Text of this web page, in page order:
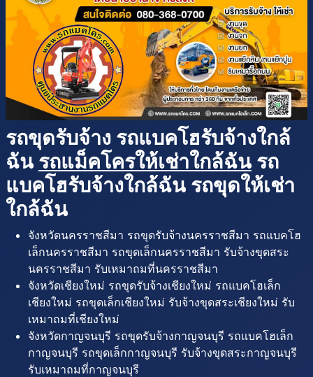
รถขุดรับจ้าง รถแบคโฮรับจ้างใกล้
ฉัน รถแม็คโครให้เช่าใกล้ฉัน รถ
แบคโฮรับจ้างใกล้ฉัน รถขุดให้เช่า
ใกล้ฉัน
จังหวัดนครราชสีมา รถขุดรับจ้างนครราชสีมา รถแบคโฮ
เล็กนครราชสีมา รถขุดเล็กนครราชสีมา รับจ้างขุดสระ
นครราชสีมา รับเหมาถมที่นครราชสีมา
จังหวัดเชียงใหม่ รถขุดรับจ้างเชียงใหม่ รถแบคโฮเล็ก
เชียงใหม่ รถขุดเล็กเชียงใหม่ รับจ้างขุดสระเชียงใหม่ รับ
เหมาถมที่เชียงใหม่
จังหวัดกาญจนบุรี รถขุดรับจ้างกาญจนบุรี รถแบคโฮเล็ก
กาญจนบุรี รถขุดเล็กกาญจนบุรี รับจ้างขุดสระกาญจนบุรี
รับเหมาถมที่กาญจนบุรี